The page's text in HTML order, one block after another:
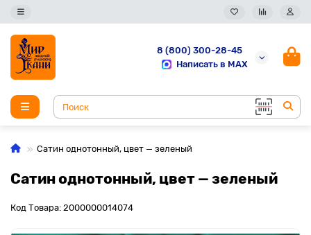
8 (800) 300-28-45
Написать в MAX
Сатин однотонный, цвет — зеленый
Сатин однотонный, цвет — зеленый
Код Товара: 2000000014074